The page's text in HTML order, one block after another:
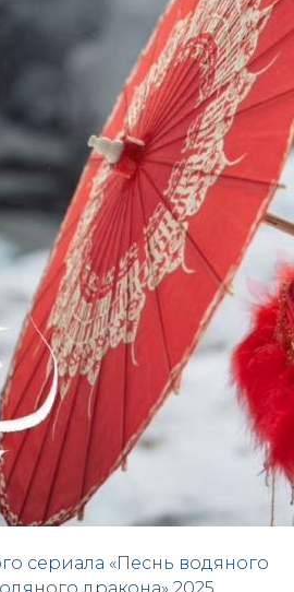
сериала «Песнь водяного
дракона» 2025